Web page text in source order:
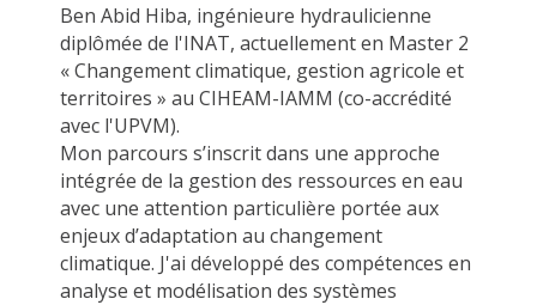
Ben Abid Hiba, ingénieure hydraulicienne
diplômée de l'INAT, actuellement en Master 2
« Changement climatique, gestion agricole et
territoires » au CIHEAM-IAMM (co-accrédité
avec l'UPVM).
Mon parcours s’inscrit dans une approche
intégrée de la gestion des ressources en eau
avec une attention particulière portée aux
enjeux d’adaptation au changement
climatique. J'ai développé des compétences en
analyse et modélisation des systèmes